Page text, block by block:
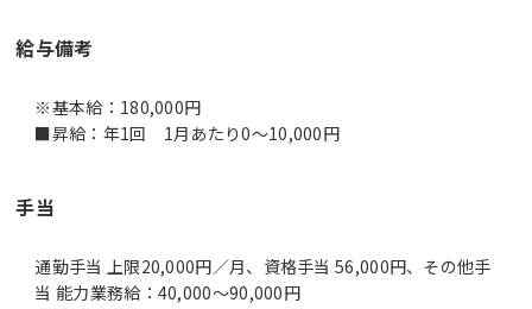
給与備考
※基本給：180,000円
■昇給：年1回 1月あたり0～10,000円
手当
通勤手当 上限20,000円／月、資格手当 56,000円、その他手
当 能力業務給：40,000～90,000円